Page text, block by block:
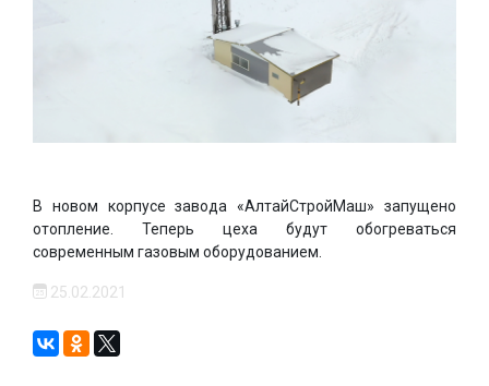
В новом корпусе завода «АлтайСтройМаш» запущено
отопление. Теперь цеха будут обогреваться
современным газовым оборудованием.
25.02.2021